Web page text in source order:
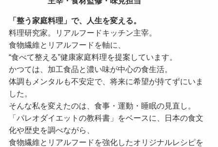
「整う家庭料理」で、人生を変える。
料理研究家。リアルフードキッチン主宰。
食物繊維とリアルフードを軸に、
“食べて整える”健康家庭料理を提案しています。
かつては、加工食品と濃い味が中心の食生活。
体調もメンタルも不安定で、将来に希望が持てずにいま
した。
そんな私を変えたのは、食事・運動・睡眠の見直し。
「パレオダイエットの教科書」をベースに、日本の食文
化や歴史を調べながら、
食物繊維とリアルフードを強化したオリジナルレシピを